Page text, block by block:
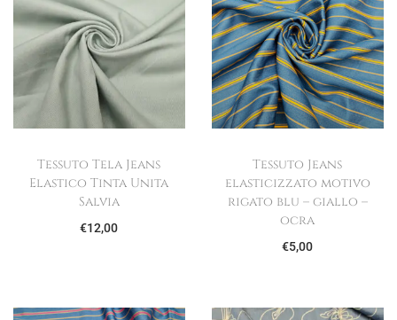
Tessuto Tela Jeans
Elastico Tinta Unita
Salvia
€12,00
Tessuto Jeans
elasticizzato motivo
rigato blu – giallo –
ocra
€5,00